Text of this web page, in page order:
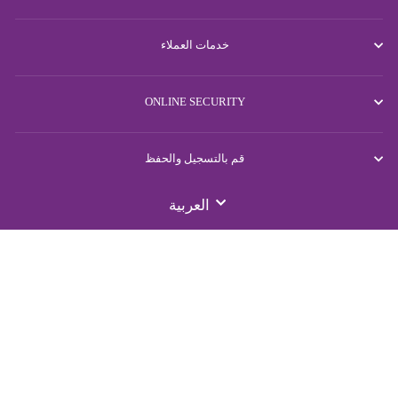
خدمات العملاء
ONLINE SECURITY
قم بالتسجيل والحفظ
LANGUAGE
العربية